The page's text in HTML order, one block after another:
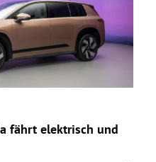
fährt elektrisch und